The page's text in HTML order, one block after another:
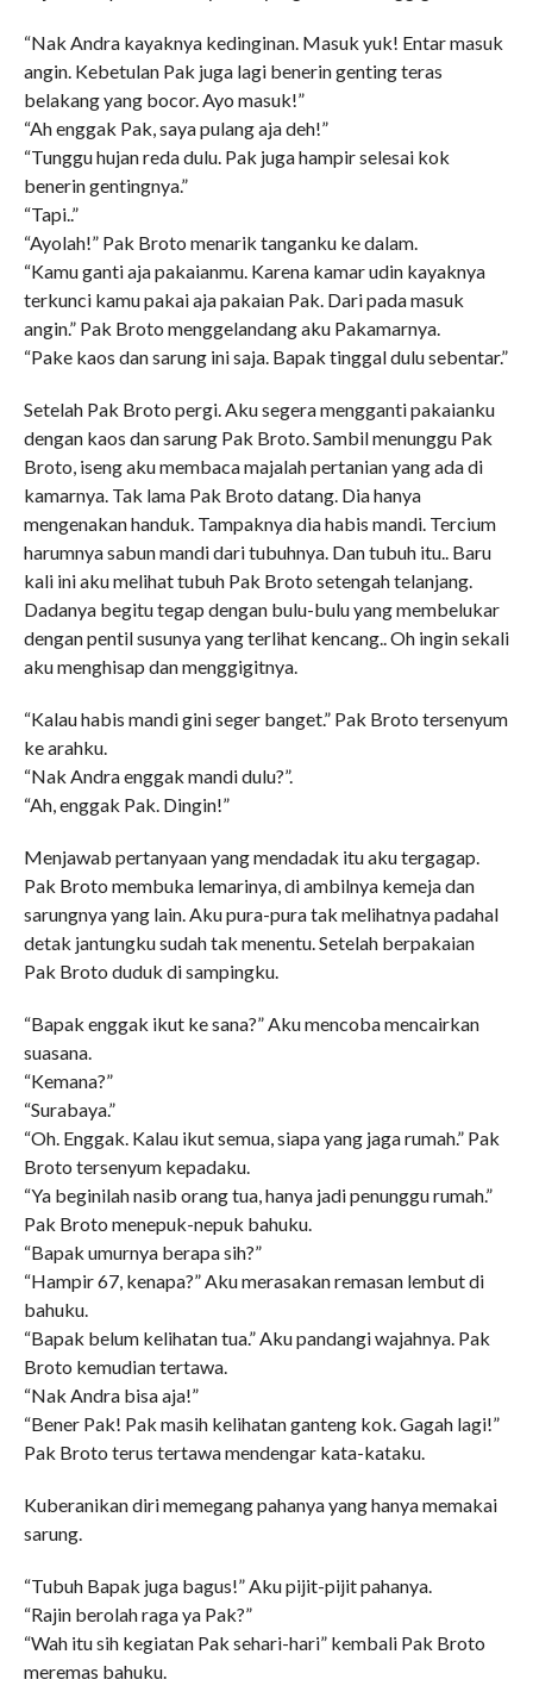
“Nak Andra kayaknya kedinginan. Masuk yuk! Entar masuk
angin. Kebetulan Pak juga lagi benerin genting teras
belakang yang bocor. Ayo masuk!”
“Ah enggak Pak, saya pulang aja deh!”
“Tunggu hujan reda dulu. Pak juga hampir selesai kok
benerin gentingnya.”
“Tapi..”
“Ayolah!” Pak Broto menarik tanganku ke dalam.
“Kamu ganti aja pakaianmu. Karena kamar udin kayaknya
terkunci kamu pakai aja pakaian Pak. Dari pada masuk
angin.” Pak Broto menggelandang aku Pakamarnya.
“Pake kaos dan sarung ini saja. Bapak tinggal dulu sebentar.”
Setelah Pak Broto pergi. Aku segera mengganti pakaianku
dengan kaos dan sarung Pak Broto. Sambil menunggu Pak
Broto, iseng aku membaca majalah pertanian yang ada di
kamarnya. Tak lama Pak Broto datang. Dia hanya
mengenakan handuk. Tampaknya dia habis mandi. Tercium
harumnya sabun mandi dari tubuhnya. Dan tubuh itu.. Baru
kali ini aku melihat tubuh Pak Broto setengah telanjang.
Dadanya begitu tegap dengan bulu-bulu yang membelukar
dengan pentil susunya yang terlihat kencang.. Oh ingin sekali
aku menghisap dan menggigitnya.
“Kalau habis mandi gini seger banget.” Pak Broto tersenyum
ke arahku.
“Nak Andra enggak mandi dulu?”.
“Ah, enggak Pak. Dingin!”
Menjawab pertanyaan yang mendadak itu aku tergagap.
Pak Broto membuka lemarinya, di ambilnya kemeja dan
sarungnya yang lain. Aku pura-pura tak melihatnya padahal
detak jantungku sudah tak menentu. Setelah berpakaian
Pak Broto duduk di sampingku.
“Bapak enggak ikut ke sana?” Aku mencoba mencairkan
suasana.
“Kemana?”
“Surabaya.”
“Oh. Enggak. Kalau ikut semua, siapa yang jaga rumah.” Pak
Broto tersenyum kepadaku.
“Ya beginilah nasib orang tua, hanya jadi penunggu rumah.”
Pak Broto menepuk-nepuk bahuku.
“Bapak umurnya berapa sih?”
“Hampir 67, kenapa?” Aku merasakan remasan lembut di
bahuku.
“Bapak belum kelihatan tua.” Aku pandangi wajahnya. Pak
Broto kemudian tertawa.
“Nak Andra bisa aja!”
“Bener Pak! Pak masih kelihatan ganteng kok. Gagah lagi!”
Pak Broto terus tertawa mendengar kata-kataku.
Kuberanikan diri memegang pahanya yang hanya memakai
sarung.
“Tubuh Bapak juga bagus!” Aku pijit-pijit pahanya.
“Rajin berolah raga ya Pak?”
“Wah itu sih kegiatan Pak sehari-hari” kembali Pak Broto
meremas bahuku.